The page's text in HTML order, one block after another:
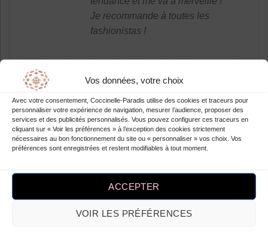
Vos données, votre choix
Avec votre consentement, Coccinelle-Paradis utilise des cookies et traceurs pour
personnaliser votre expérience de navigation, mesurer l’audience, proposer des
services et des publicités personnalisés. Vous pouvez configurer ces traceurs en
cliquant sur « Voir les préférences » à l’exception des cookies strictement
nécessaires au bon fonctionnement du site ou « personnaliser » vos choix. Vos
préférences sont enregistrées et restent modifiables à tout moment.
ACCEPTER
VOIR LES PRÉFÉRENCES
Je recommande à toutes les
fashionistas !
5
Super jean ! Parfait pour un
look tendance et décontracté.
Les pois apportent une touche
de fantaisie très originale.
met en valeur mes jambes. La
qualité est top et le prix est
vraiment abordable. Je